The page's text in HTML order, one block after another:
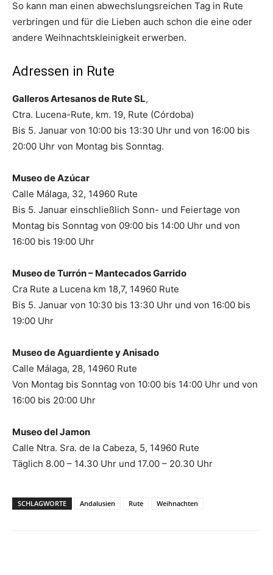
So kann man einen abwechslungsreichen Tag in Rute
verbringen und für die Lieben auch schon die eine oder
andere Weihnachtskleinigkeit erwerben.
Adressen in Rute
Galleros Artesanos de Rute SL,
Ctra. Lucena-Rute, km. 19, Rute (Córdoba)
Bis 5. Januar von 10:00 bis 13:30 Uhr und von 16:00 bis
20:00 Uhr von Montag bis Sonntag.
Museo de Azúcar
Calle Málaga, 32, 14960 Rute
Bis 5. Januar einschließlich Sonn- und Feiertage von
Montag bis Sonntag von 09:00 bis 14:00 Uhr und von
16:00 bis 19:00 Uhr
Museo de Turrón – Mantecados Garrido
Cra Rute a Lucena km 18,7, 14960 Rute
Bis 5. Januar von 10:30 bis 13:30 Uhr und von 16:00 bis
19:00 Uhr
Museo de Aguardiente y Anisado
Calle Málaga, 28, 14960 Rute
Von Montag bis Sonntag von 10:00 bis 14:00 Uhr und von
16:00 bis 20:00 Uhr
Museo del Jamon
Calle Ntra. Sra. de la Cabeza, 5, 14960 Rute
Täglich 8.00 – 14.30 Uhr und 17.00 – 20.30 Uhr
SCHLAGWORTE Andalusien Rute Weihnachten